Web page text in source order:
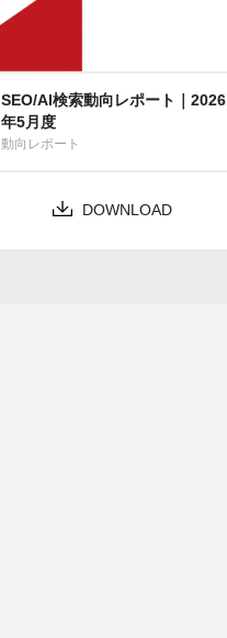
SEO/AI検索動向レポート｜2026
年5月度
動向レポート
DOWNLOAD